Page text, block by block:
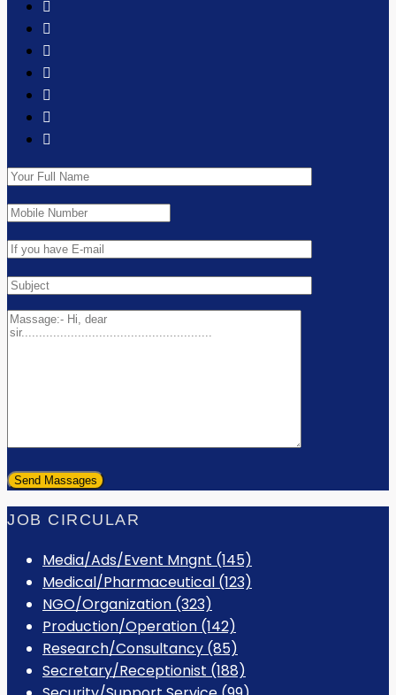
JOB CIRCULAR
Media/Ads/Event Mngnt (145)
Medical/Pharmaceutical (123)
NGO/Organization (323)
Production/Operation (142)
Research/Consultancy (85)
Secretary/Receptionist (188)